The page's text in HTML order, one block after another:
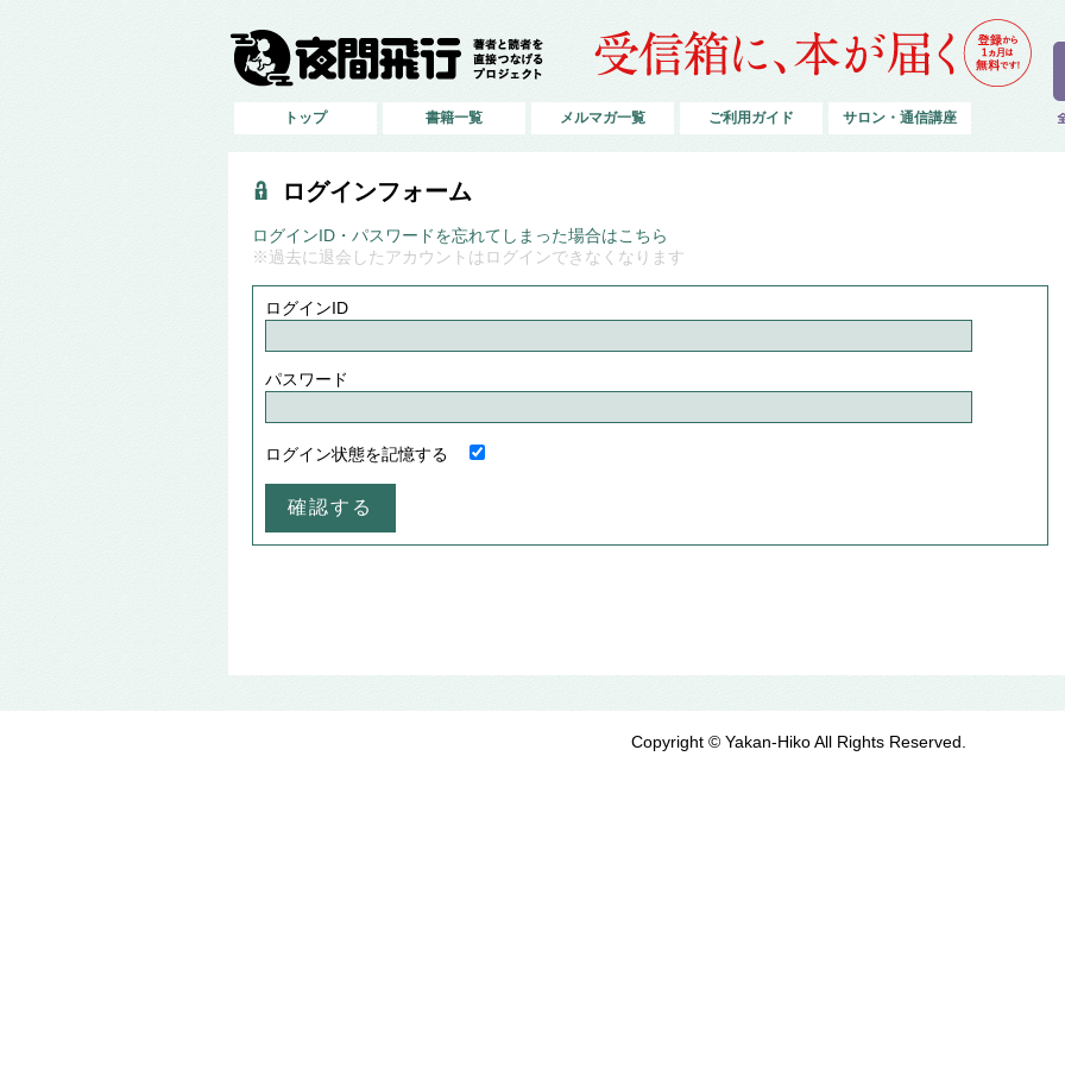
トップ 書籍一覧 メルマガ一覧 ご利用ガイド サロン・通信講座
ログインフォーム
ログインID・パスワードを忘れてしまった場合はこちら
※過去に退会したアカウントはログインできなくなります
ログインID
パスワード
ログイン状態を記憶する
Copyright © Yakan-Hiko All Rights Reserved.